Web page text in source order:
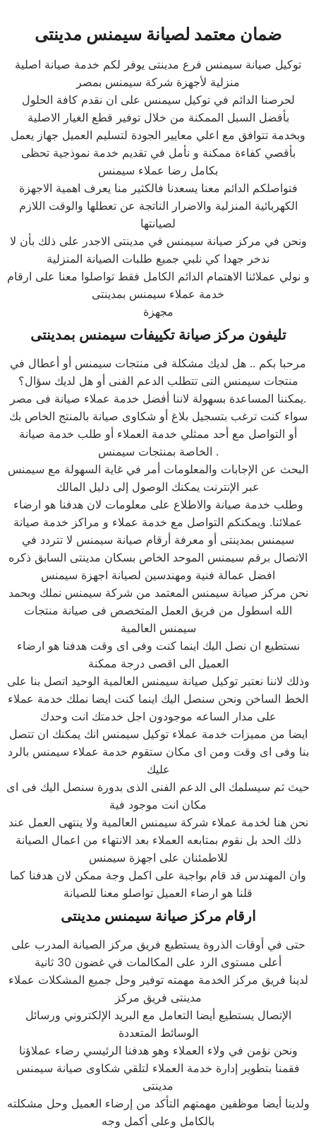
ضمان معتمد لصيانة سيمنس مدينتى
توكيل صيانة سيمنس فرع مدينتى يوفر لكم خدمة صيانة اصلية
منزلية لأجهزة شركة سيمنس بمصر
لحرصنا الدائم في توكيل سيمنس على ان نقدم كافة الحلول
بأفضل السبل الممكنة من خلال توفير قطع الغيار الاصلية
وبخدمة تتوافق مع اعلي معايير الجودة لتسليم العميل جهاز يعمل
بأقصي كفاءة ممكنة و نأمل في تقديم خدمة نموذجية تحظى
بكامل رضا عملاء سيمنس
فتواصلكم الدائم معنا يسعدنا فالكثير منا يعرف اهمية الاجهزة
الكهربائية المنزلية والاضرار الناتجة عن تعطلها والوقت اللازم
لصيانتها
ونحن في مركز صيانة سيمنس في مدينتى الاجدر على ذلك بأن لا
ندخر جهدا كي نلبي جميع طلبات الصيانة المنزلية
و نولي عملائنا الاهتمام الدائم الكامل فقط تواصلوا معنا على ارقام
خدمة عملاء سيمنس بمدينتى
مجهزة
تليفون مركز صيانة تكييفات سيمنس بمدينتى
مرحبا بكم .. هل لديك مشكلة فى منتجات سيمنس أو أعطال في
منتجات سيمنس التى تتطلب الدعم الفنى أو هل لديك سؤال؟
يمكننا المساعدة بسهولة لاننا أفضل خدمة عملاء صيانة فى مصر.
سواء كنت ترغب بتسجيل بلاغ أو شكاوى صيانة بالمنتج الخاص بك
أو التواصل مع أحد ممثلي خدمة العملاء أو طلب خدمة صيانة
الخاصة بمنتجات سيمنس .
البحث عن الإجابات والمعلومات أمر في غاية السهولة مع سيمنس
عبر الإنترنت يمكنك الوصول إلى دليل المالك
وطلب خدمة صيانة والاطلاع على معلومات لان هدفنا هو ارضاء
عملائنا. ويمكنكم التواصل مع خدمة عملاء و مراكز خدمة صيانة
سيمنس بمدينتى أو معرفة أرقام صيانة سيمنس لا تتردد في
الاتصال برقم سيمنس الموحد الخاص بسكان مدينتى السابق ذكره
افضل عمالة فنية ومهندسين لصيانة اجهزة سيمنس
نحن مركز صيانة سيمنس المعتمد من شركة سيمنس نملك وبحمد
الله اسطول من فريق العمل المتخصص فى صيانة منتجات
سيمنس العالمية
نستطيع ان نصل اليك اينما كنت وفى اى وقت هدفنا هو ارضاء
العميل الى اقصى درجة ممكنة
وذلك لاننا نعتبر توكيل صيانة سيمنس العالمية الوحيد اتصل بنا على
الخط الساخن ونحن سنصل اليك اينما كنت ايضا نملك خدمة عملاء
على مدار الساعه موجودون اجل خدمتك انت وحدك
ايضا من مميزات خدمة عملاء توكيل سيمنس انك يمكنك ان تتصل
بنا وفى اى وقت ومن اى مكان ستقوم خدمة عملاء سيمنس بالرد
عليك
حيث ثم سيسلمك الى الدعم الفنى الذى بدورة سنصل اليك فى اى
مكان انت موجود فية
نحن هنا لخدمة عملاء شركة سيمنس العالمية ولا ينتهى العمل عند
ذلك الحد بل نقوم بمتابعه العملاء بعد الانتهاء من اعمال الصيانة
للاطمئنان على اجهزة سيمنس
وان المهندس قد قام بواجبة على اكمل وجة ممكن لان هدفنا كما
قلنا هو ارضاء العميل تواصلو معنا للصيانة
ارقام مركز صيانة سيمنس مدينتى
حتى في أوقات الذروة يستطيع فريق مركز الصيانة المدرب على
أعلى مستوى الرد على المكالمات في غضون 30 ثانية
لدينا فريق مركز الخدمة مهمته توفير وحل جميع المشكلات عملاء
مدينتى فريق مركز
الإتصال يستطيع أيضا التعامل مع البريد الإلكتروني ورسائل
الوسائط المتعددة
ونحن نؤمن في ولاء العملاء وهو هدفنا الرئيسي رضاء عملاؤنا
فقمنا بتطوير إدارة خدمة العملاء لتلقي شكاوى صيانة سيمنس
مدينتى
ولدينا أيضا موظفين مهمتهم التأكد من إرضاء العميل وحل مشكلته
بالكامل وعلى أكمل وجه